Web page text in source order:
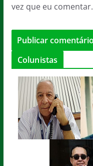
vez que eu comentar.
Colunistas